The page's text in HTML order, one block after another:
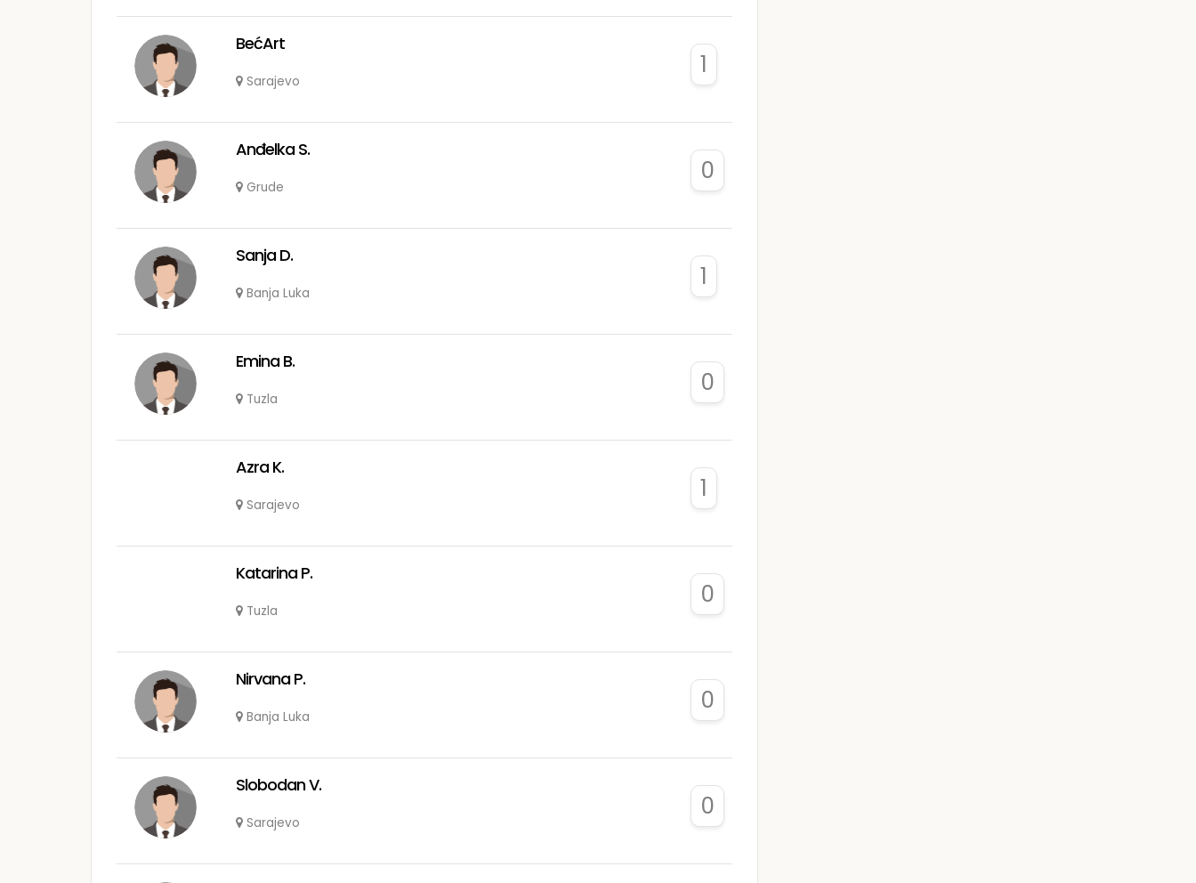
BećArt
Sarajevo
1
Anđelka S.
Grude
0
Sanja D.
Banja Luka
1
Emina B.
Tuzla
0
Azra K.
Sarajevo
1
Katarina P.
Tuzla
0
Nirvana P.
Banja Luka
0
Slobodan V.
Sarajevo
0